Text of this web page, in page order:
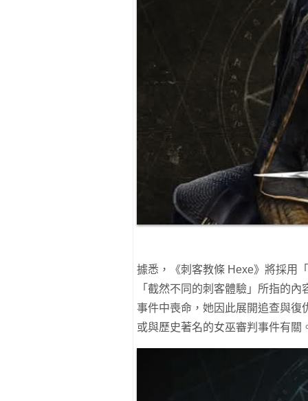
據悉，《刺客教條 Hexe》將採用
「截然不同的刺客體驗」所指的
事件中喪命，她因此展開追查與復
或與歷史著名的女巫審判事件有關